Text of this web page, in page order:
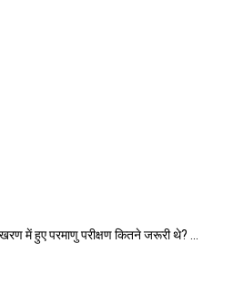
हुए परमाणु परीक्षण कितने जरूरी थे? ...